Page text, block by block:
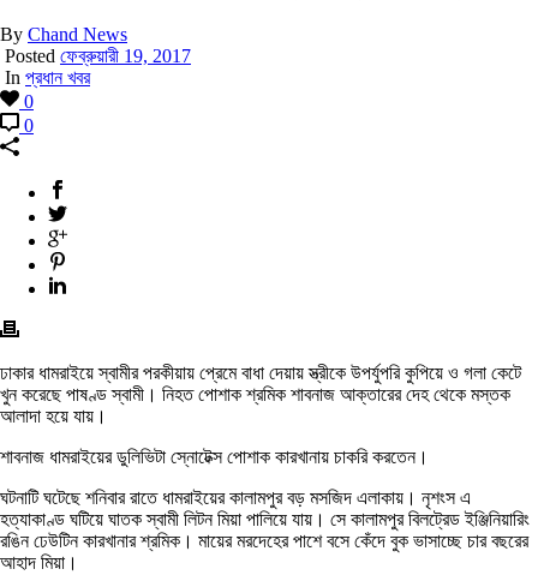
By Chand News
Posted ফেব্রুয়ারী 19, 2017
In প্রধান খবর
0
0
ঢাকার ধামরাইয়ে স্বামীর পরকীয়ায় প্রেমে বাধা দেয়ায় স্ত্রীকে উপর্যুপরি কুপিয়ে ও গলা কেটে
খুন করেছে পাষণ্ড স্বামী। নিহত পোশাক শ্রমিক শাবনাজ আক্তারের দেহ থেকে মস্তক
আলাদা হয়ে যায়।
শাবনাজ ধামরাইয়ের ডুলিভিটা স্নোটেক্স পোশাক কারখানায় চাকরি করতেন।
ঘটনাটি ঘটেছে শনিবার রাতে ধামরাইয়ের কালামপুর বড় মসজিদ এলাকায়। নৃশংস এ
হত্যাকাণ্ড ঘটিয়ে ঘাতক স্বামী লিটন মিয়া পালিয়ে যায়। সে কালামপুর বিলট্রেড ইঞ্জিনিয়ারিং
রঙিন ঢেউটিন কারখানার শ্রমিক। মায়ের মরদেহের পাশে বসে কেঁদে বুক ভাসাচ্ছে চার বছরের
আহাদ মিয়া।